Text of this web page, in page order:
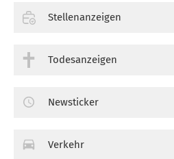
Stellenanzeigen
Todesanzeigen
Newsticker
Verkehr